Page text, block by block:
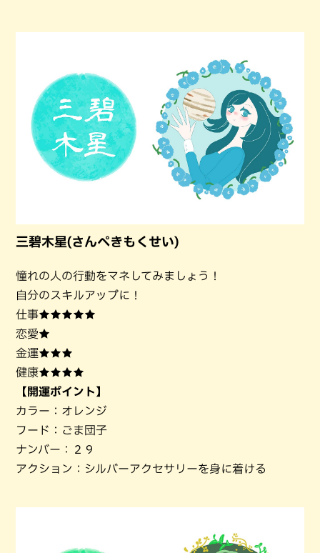
三碧木星(さんぺきもくせい)
憧れの人の行動をマネしてみましょう！
自分のスキルアップに！
仕事★★★★★
恋愛★
金運★★★
健康★★★★
【開運ポイント】
カラー：オレンジ
フード：ごま団子
ナンバー：２９
アクション：シルバーアクセサリーを身に着ける